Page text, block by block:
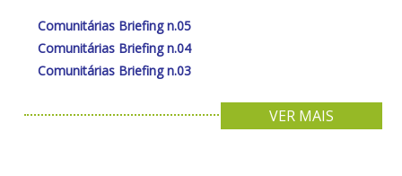
Comunitárias Briefing n.05
Comunitárias Briefing n.04
Comunitárias Briefing n.03
VER MAIS